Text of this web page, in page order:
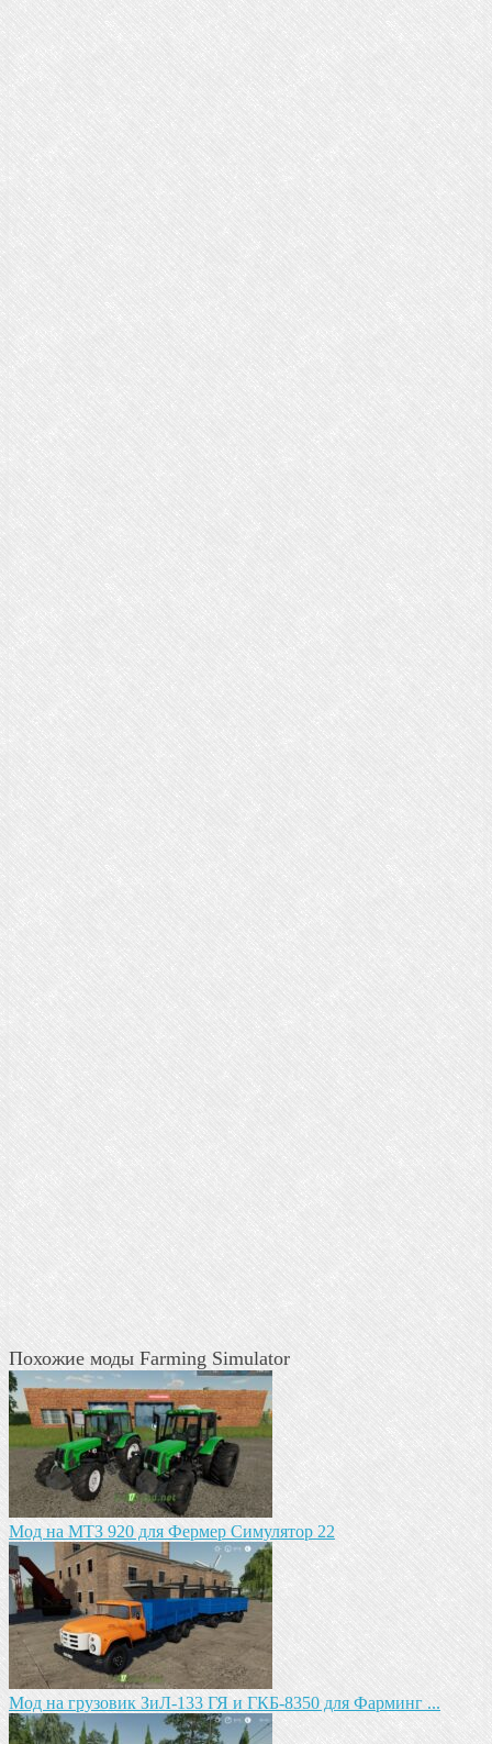
Похожие моды Farming Simulator
Мод на МТЗ 920 для Фермер Симулятор 22
Мод на грузовик ЗиЛ-133 ГЯ и ГКБ-8350 для Фарминг ...